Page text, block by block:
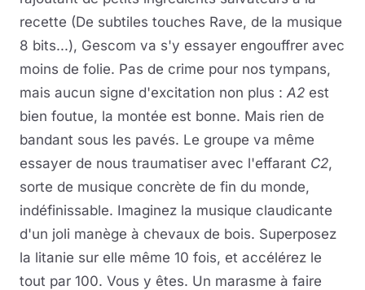
recette (De subtiles touches Rave, de la musique
8 bits...), Gescom va s'y essayer engouffrer avec
moins de folie. Pas de crime pour nos tympans,
mais aucun signe d'excitation non plus : A2 est
bien foutue, la montée est bonne. Mais rien de
bandant sous les pavés. Le groupe va même
essayer de nous traumatiser avec l'effarant C2,
sorte de musique concrète de fin du monde,
indéfinissable. Imaginez la musique claudicante
d'un joli manège à chevaux de bois. Superposez
la litanie sur elle même 10 fois, et accélérez le
tout par 100. Vous y êtes. Un marasme à faire